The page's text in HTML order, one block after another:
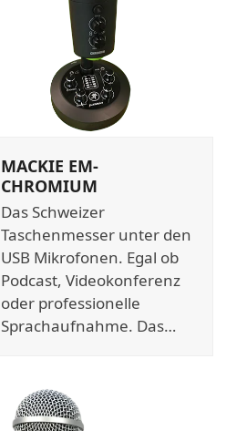
MACKIE EM-
CHROMIUM
Das Schweizer
Taschenmesser unter den
USB Mikrofonen. Egal ob
Podcast, Videokonferenz
oder professionelle
Sprachaufnahme. Das…